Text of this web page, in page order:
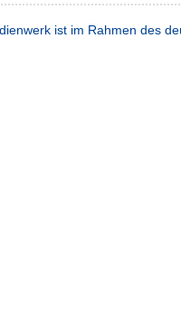
ist im Rahmen des